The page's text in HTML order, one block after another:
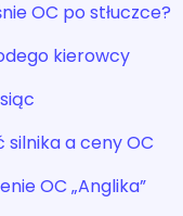
OC po stłuczce?
kierowcy
silnika a ceny OC
OC „Anglika”